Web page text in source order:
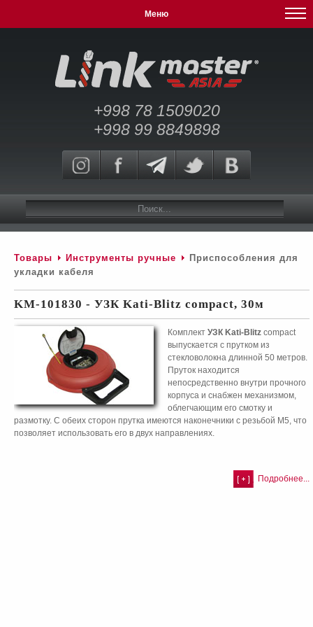
Меню
+998 78 1509020
+998 99 8849898
Товары Инструменты ручные
Приспособления для
укладки кабеля
KM-101830 - УЗК Kati-Blitz compact, 30м
Комплект УЗК Kati-Blitz compact
выпускается с прутком из
стекловолокна длинной 50 метров.
Пруток находится
непосредственно внутри прочного
корпуса и снабжен механизмом,
облегчающим его смотку и
размотку. С обеих сторон прутка имеются наконечники с резьбой М5, что
позволяет использовать его в двух направлениях.
Подробнее...